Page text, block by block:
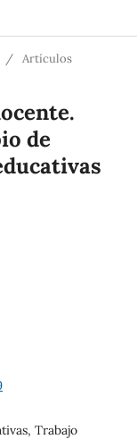
/ Artículos
de
Trabajo